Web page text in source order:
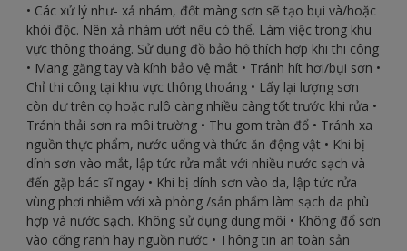
• Các xử lý như- xả nhám, đốt màng sơn sẽ tạo bụi và/hoặc
khói độc. Nên xả nhám ướt nếu có thể. Làm việc trong khu
vực thông thoáng. Sử dụng đồ bảo hộ thích hợp khi thi công
• Mang găng tay và kính bảo vệ mắt • Tránh hít hơi/bụi sơn •
Chỉ thi công tại khu vực thông thoáng • Lấy lại lượng sơn
còn dư trên cọ hoặc rulô càng nhiều càng tốt trước khi rửa •
Tránh thải sơn ra môi trường • Thu gom tràn đổ • Tránh xa
nguồn thực phẩm, nước uống và thức ăn động vật • Khi bị
dính sơn vào mắt, lập tức rửa mắt với nhiều nước sạch và
đến gặp bác sĩ ngay • Khi bị dính sơn vào da, lập tức rửa
vùng phơi nhiễm với xà phòng /sản phẩm làm sạch da phù
hợp và nước sạch. Không sử dụng dung môi • Không đổ sơn
vào cống rãnh hay nguồn nước • Thông tin an toàn sản